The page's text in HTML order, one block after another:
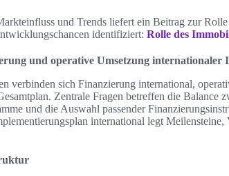
und Trends liefert ein Beitrag zur
identifiziert: Rolle des
und operative Umsetzung internationaler
verbinden sich Finanzierung international,
Zentrale Fragen betreffen die Balance
und die Auswahl passender
international legt